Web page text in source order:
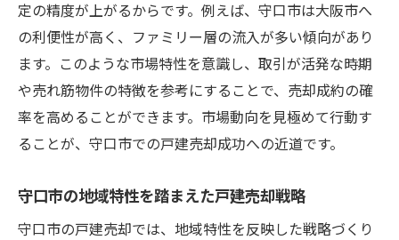
定の精度が上がるからです。例えば、守口市は大阪市へ
の利便性が高く、ファミリー層の流入が多い傾向があり
ます。このような市場特性を意識し、取引が活発な時期
や売れ筋物件の特徴を参考にすることで、売却成約の確
率を高めることができます。市場動向を見極めて行動す
ることが、守口市での戸建売却成功への近道です。
守口市の地域特性を踏まえた戸建売却戦略
守口市の戸建売却では、地域特性を反映した戦略づくり